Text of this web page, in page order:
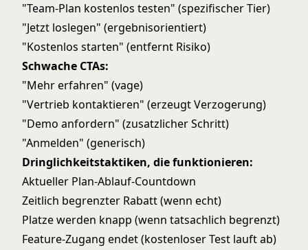
"Team-Plan kostenlos testen" (spezifischer Tier)
"Jetzt loslegen" (ergebnisorientiert)
"Kostenlos starten" (entfernt Risiko)
Schwache CTAs:
"Mehr erfahren" (vage)
"Vertrieb kontaktieren" (erzeugt Verzogerung)
"Demo anfordern" (zusatzlicher Schritt)
"Anmelden" (generisch)
Dringlichkeitstaktiken, die funktionieren:
Aktueller Plan-Ablauf-Countdown
Zeitlich begrenzter Rabatt (wenn echt)
Platze werden knapp (wenn tatsachlich begrenzt)
Feature-Zugang endet (kostenloser Test lauft ab)